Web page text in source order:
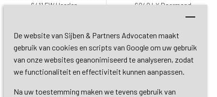
De website van Sijben & Partners Advocaten maakt
gebruik van cookies en scripts van Google om uw gebruik
van onze websites geanonimiseerd te analyseren, zodat
we functionaliteit en effectiviteit kunnen aanpassen.
Na uw toestemming maken we tevens gebruik van
6411 EW Heerlen
6049 LX Roermond
Routebeschrijving
Bezoekadres De Bilt
Soestdijkseweg Zuid 13
3732 HC De Bilt (Utrecht)